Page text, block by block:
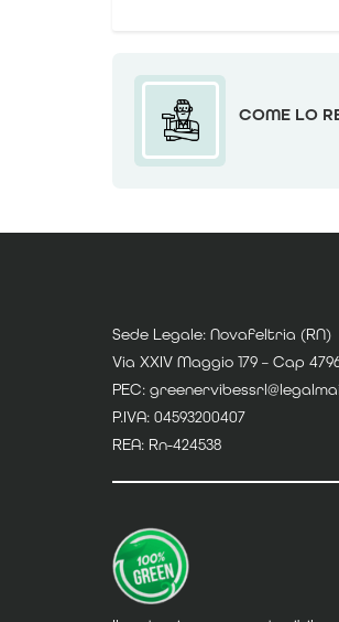
COME LO
Sede Legale: Novafeltria (RN)
Via XXIV Maggio 179 – Cap
PEC:
P.IVA: 04593200407
REA: Rn-424538